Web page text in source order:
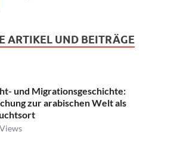
ARTIKEL UND BEITRÄGE
und Migrationsgeschichte:
zur arabischen Welt als